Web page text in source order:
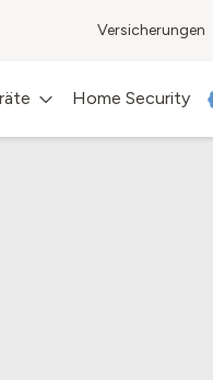
Versicherungen
Home Security